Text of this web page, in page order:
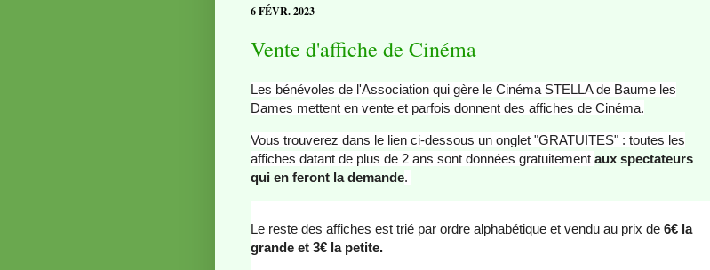
6 FÉVR. 2023
Vente d'affiche de Cinéma
Les bénévoles de l'Association qui gère le Cinéma STELLA de Baume les
Dames mettent en vente et parfois donnent des affiches de Cinéma.
Vous trouverez dans le lien ci-dessous un onglet "GRATUITES" : toutes les
affiches datant de plus de 2 ans sont données gratuitement aux spectateurs
qui en feront la demande.
Le reste des affiches est trié par ordre alphabétique et vendu au prix de 6€ la
grande et 3€ la petite.